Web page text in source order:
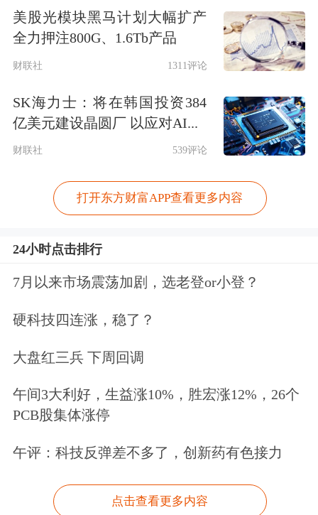
美股光模块黑马计划大幅扩产
全力押注800G、1.6Tb产品
财联社 1311评论
SK海力士：将在韩国投资384
亿美元建设晶圆厂 以应对AI...
财联社 539评论
打开东方财富APP查看更多内容
24小时点击排行
7月以来市场震荡加剧，选老登or小登？
硬科技四连涨，稳了？
大盘红三兵 下周回调
午间3大利好，生益涨10%，胜宏涨12%，26个
PCB股集体涨停
午评：科技反弹差不多了，创新药有色接力
点击查看更多内容